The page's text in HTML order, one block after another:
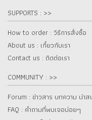
SUPPORTS : >>
How to order : วิธีการสั่งซื้อ
About us : เกี๋ยวกับเรา
Contact us : ติดต่อเรา
COMMUNITY : >>
Forum : ข่าวสาร บทความ น่าส
FAQ : คำถามที่พบเจอบ่อยๆ